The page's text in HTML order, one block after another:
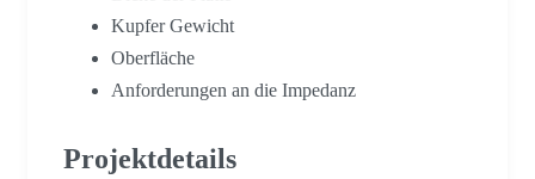
Kupfer Gewicht
Oberfläche
Anforderungen an die Impedanz
Projektdetails